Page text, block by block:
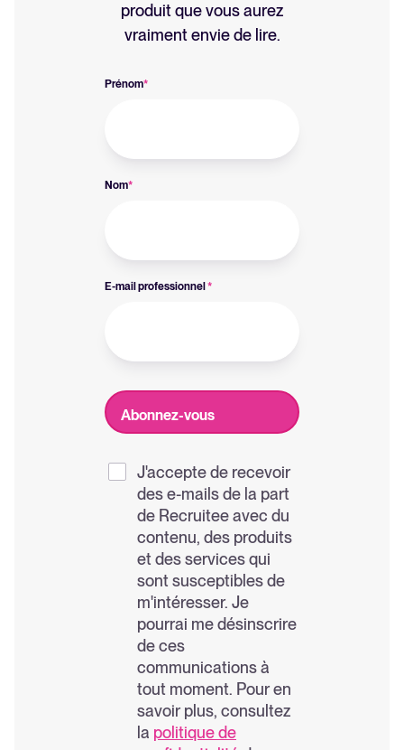
produit que vous aurez
vraiment envie de lire.
Prénom*
Nom*
E-mail professionnel *
J'accepte de recevoir
des e-mails de la part
de Recruitee avec du
contenu, des produits
et des services qui
sont susceptibles de
m'intéresser. Je
pourrai me désinscrire
de ces
communications à
tout moment. Pour en
savoir plus, consultez
la politique de